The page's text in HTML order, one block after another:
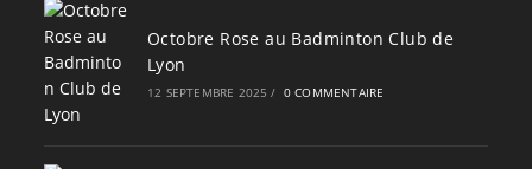
Octobre Rose au Badminton Club de
Lyon
12 SEPTEMBRE 2025 / 0 COMMENTAIRE